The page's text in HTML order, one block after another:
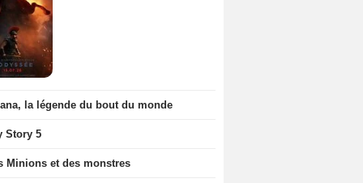
la légende du bout du monde
Story 5
Minions et des monstres